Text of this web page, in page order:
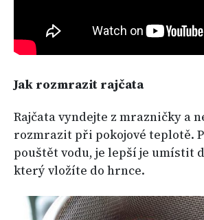
Jak rozmrazit rajčata
Rajčata vyndejte z mrazničky a
rozmrazit při pokojové teplotě.
pouštět vodu, je lepší je umístit
který vložíte do hrnce.